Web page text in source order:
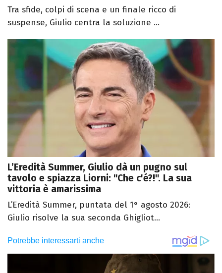
Tra sfide, colpi di scena e un finale ricco di
suspense, Giulio centra la soluzione ...
L’Eredità Summer, Giulio dà un pugno sul
tavolo e spiazza Liorni: "Che c'é?!". La sua
vittoria è amarissima
L’Eredità Summer, puntata del 1° agosto 2026:
Giulio risolve la sua seconda Ghigliot...